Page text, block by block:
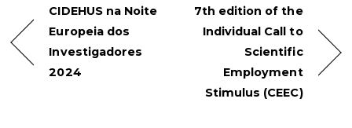
CIDEHUS na Noite
Europeia dos
Investigadores
2024
7th edition of the
Individual Call to
Scientific
Employment
Stimulus (CEEC)